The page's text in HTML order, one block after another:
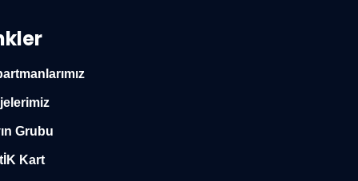
Grubu
Kart